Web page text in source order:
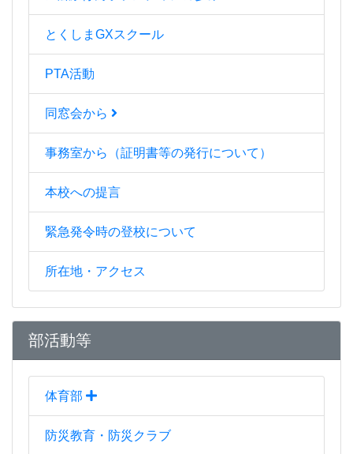
とくしまGXスクール
PTA活動
同窓会から
事務室から（証明書等の発行について）
本校への提言
緊急発令時の登校について
所在地・アクセス
部活動等
体育部
防災教育・防災クラブ